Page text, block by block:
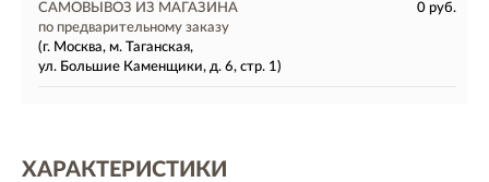
САМОВЫВОЗ ИЗ МАГАЗИНА
0 руб.
по предварительному заказу
(г. Москва, м. Таганская,
ул. Большие Каменщики, д. 6, стр. 1)
ХАРАКТЕРИСТИКИ